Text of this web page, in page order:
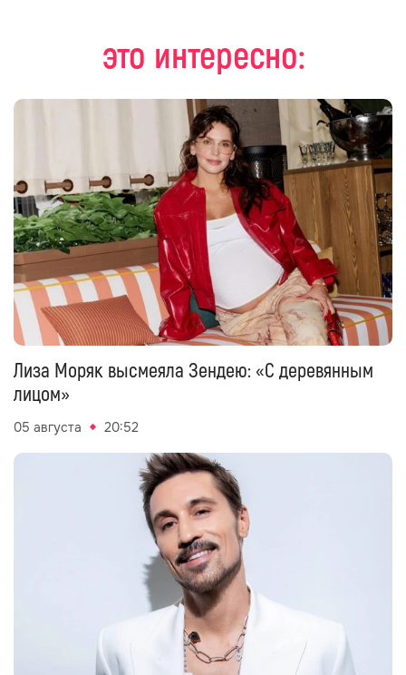
это интересно:
Лиза Моряк высмеяла Зендею: «С деревянным
лицом»
05 августа 20:52